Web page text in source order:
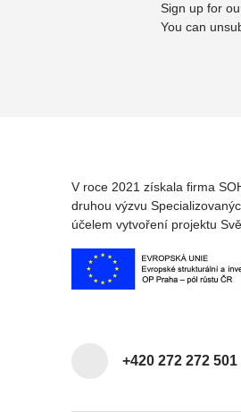
Sign up for
You can
V roce 2021 získala firma
druhou výzvu
účelem vytvoření projektu
+420 272 272 501